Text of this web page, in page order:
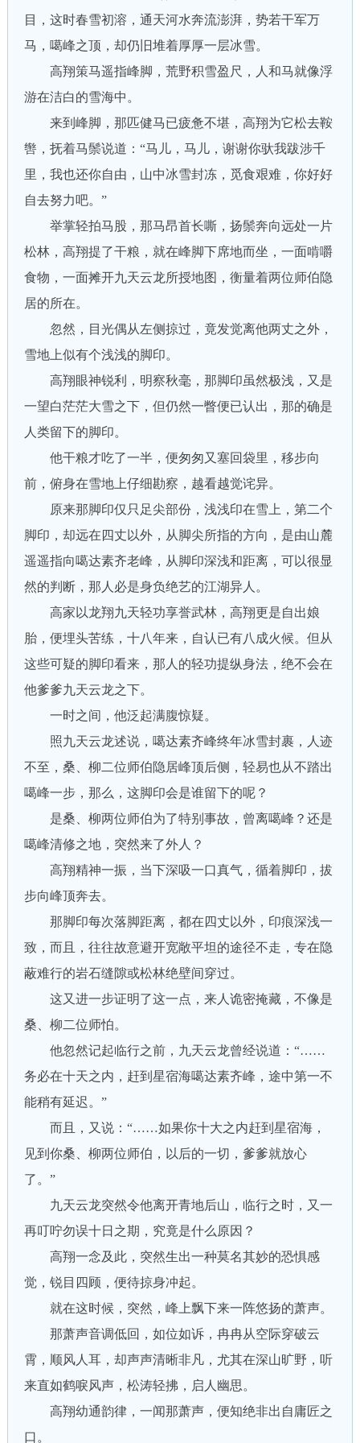
目，这时春雪初溶，通天河水奔流澎湃，势若干军万
马，噶峰之顶，却仍旧堆着厚厚一层冰雪。
高翔策马遥指峰脚，荒野积雪盈尺，人和马就像浮
游在洁白的雪海中。
来到峰脚，那匹健马已疲惫不堪，高翔为它松去鞍
辔，抚着马鬃说道：“马儿，马儿，谢谢你驮我跋涉千
里，我也还你自由，山中冰雪封冻，觅食艰难，你好好
自去努力吧。”
举掌轻拍马股，那马昂首长嘶，扬鬃奔向远处一片
松林，高翔提了干粮，就在峰脚下席地而坐，一面啃嚼
食物，一面摊开九天云龙所授地图，衡量着两位师伯隐
居的所在。
忽然，目光偶从左侧掠过，竟发觉离他两丈之外，
雪地上似有个浅浅的脚印。
高翔眼神锐利，明察秋毫，那脚印虽然极浅，又是
一望白茫茫大雪之下，但仍然一瞥便已认出，那的确是
人类留下的脚印。
他干粮才吃了一半，便匆匆又塞回袋里，移步向
前，俯身在雪地上仔细勘察，越看越觉诧异。
原来那脚印仅只足尖部份，浅浅印在雪上，第二个
脚印，却远在四丈以外，从脚尖所指的方向，是由山麓
遥遥指向噶达素齐老峰，从脚印深浅和距离，可以很显
然的判断，那人必是身负绝艺的江湖异人。
高家以龙翔九天轻功享誉武林，高翔更是自出娘
胎，便埋头苦练，十八年来，自认已有八成火候。但从
这些可疑的脚印看来，那人的轻功提纵身法，绝不会在
他爹爹九天云龙之下。
一时之间，他泛起满腹惊疑。
照九天云龙述说，噶达素齐峰终年冰雪封裹，人迹
不至，桑、柳二位师伯隐居峰顶后侧，轻易也从不踏出
噶峰一步，那么，这脚印会是谁留下的呢？
是桑、柳两位师伯为了特别事故，曾离噶峰？还是
噶峰清修之地，突然来了外人？
高翔精神一振，当下深吸一口真气，循着脚印，拔
步向峰顶奔去。
那脚印每次落脚距离，都在四丈以外，印痕深浅一
致，而且，往往故意避开宽敞平坦的途径不走，专在隐
蔽难行的岩石缝隙或松林绝壁间穿过。
这又进一步证明了这一点，来人诡密掩藏，不像是
桑、柳二位师怕。
他忽然记起临行之前，九天云龙曾经说道：“……
务必在十天之内，赶到星宿海噶达素齐峰，途中第一不
能稍有延迟。”
而且，又说：“……如果你十大之内赶到星宿海，
见到你桑、柳两位师伯，以后的一切，爹爹就放心
了。”
九天云龙突然令他离开青地后山，临行之时，又一
再叮咛勿误十日之期，究竟是什么原因？
高翔一念及此，突然生出一种莫名其妙的恐惧感
觉，锐目四顾，便待掠身冲起。
就在这时候，突然，峰上飘下来一阵悠扬的萧声。
那萧声音调低回，如位如诉，冉冉从空际穿破云
霄，顺风人耳，却声声清晰非凡，尤其在深山旷野，听
来直如鹤唳风声，松涛轻拂，启人幽思。
高翔幼通韵律，一闻那萧声，便知绝非出自庸匠之
口。